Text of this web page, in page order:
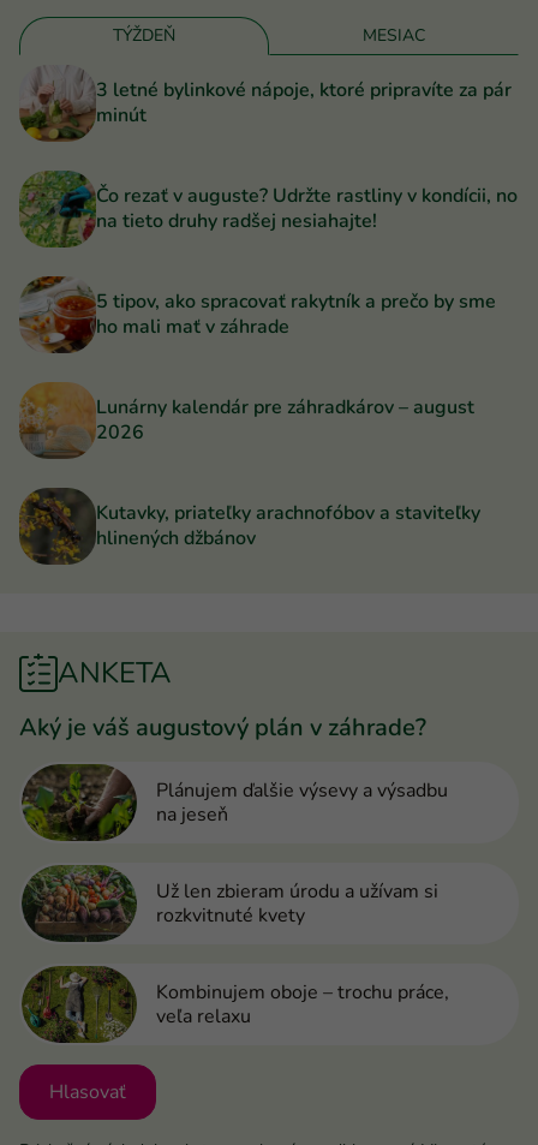
TÝŽDEŇ MESIAC
3 letné bylinkové nápoje, ktoré pripravíte za pár
minút
Čo rezať v auguste? Udržte rastliny v kondícii, no
na tieto druhy radšej nesiahajte!
5 tipov, ako spracovať rakytník a prečo by sme
ho mali mať v záhrade
Lunárny kalendár pre záhradkárov – august
2026
Kutavky, priateľky arachnofóbov a staviteľky
hlinených džbánov
ANKETA
Aký je váš augustový plán v záhrade?
Plánujem ďalšie výsevy a výsadbu
na jeseň
Už len zbieram úrodu a užívam si
rozkvitnuté kvety
Kombinujem oboje – trochu práce,
veľa relaxu
Hlasovať